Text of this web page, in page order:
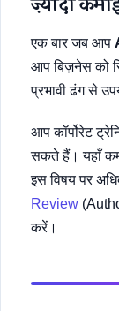
एक बार जब आप
आप बिज़नेस को
प्रभावी ढंग से
आप कॉर्पोरेट
सकते हैं। यहाँ
इस विषय पर
Review
करें।